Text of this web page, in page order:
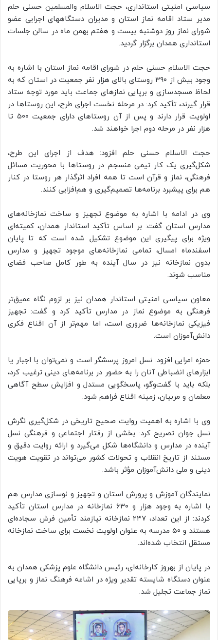
سیاسی امنیتی استانداری، حجت الاسلام والمسلمین حسنی حلم
مدیر ستاد اقامه نماز استان و مدیران دستگاههای اجرایی عضو
شورای نماز روز دوشنبه بیست و هفتم بهمن ماه در سالن جلسات
استانداری همدان برگزار گردید.
حجت الاسلام حسنی حلم در شورای اقامه نماز استان با اشاره به
وجود بیش از ۳۹۰ روستای بالای هزار نفر جمعیت در استان که به
لحاظ مسجدسازی و برپایی نماز‌های جماعت باید مورد توجه ستاد
قرار گیرند، تأکید کرد: در مرحله نخست اجرای طرح، این روستا‌ها در
اولویت قرار دارند و پس از آن روستا‌های دارای جمعیت ۵۰۰ تا
هزار نفر در مرحله دوم اجرا خواهند شد.
حجت الاسلام حسنی حلم افزود: هدف از اجرای این طرح،
شکل‌گیری یک کار تیمی منسجم در روستا‌ها با محوریت مسائل
فرهنگی، نماز و قرآن است تا همه افراد اثرگذار هر روستا در کنار
هم برای پیشبرد برنامه‌ها تصمیم‌گیری و هم‌افزایی کنند.
وی در ادامه با اشاره به موضوع تجهیز و ساخت نمازخانه‌های
مدارس استان گفت: بر اساس تأکید استاندار همدان، کمیته‌ای
ویژه برای پیگیری این موضوع تشکیل شده است که تا پایان
اسفندماه امسال، تمامی نمازخانه‌های موجود تجهیز و مدارس
بدون نمازخانه نیز در سال آینده به طور کامل صاحب فضای
مناسب شوند.
معاون سیاسی امنیتی استاندار همدان نیز بر لزوم نگاه عمیق‌تر
فرهنگی به موضوع نماز در مدارس تأکید کرد و گفت: تجهیز
فیزیکی نمازخانه‌ها ضروری است، اما مهم‌تر از آن اقناع فکری
دانش‌آموزان است.
حمزه امرایی افزود: نسل امروز پرسشگر است و نمی‌توان با اجبار یا
ابزار‌های انضباطی آنان را به حضور در برنامه‌های دینی ترغیب کرد،
بلکه باید با گفت‌و‌گو، پاسخگویی مستدل و افزایش سطح آگاهی
معلمان و مربیان، زمینه اقناع فراهم شود.
وی با اشاره به اهمیت روایت صحیح تاریخی در شکل‌گیری نگرش
نسل جوان تصریح کرد: بخشی از رفتار اجتماعی و فرهنگی نسل
آینده در مدارس و دانشگاه‌ها شکل می‌گیرد و ارائه روایت دقیق و
مستند از تاریخ انقلاب و تحولات کشور می‌تواند در تقویت هویت
دینی و ملی دانش‌آموزان مؤثر باشد.
نمایندگان آموزش و پرورش استان و تجهیز و نوسازی مدارس هم
با اشاره به وجود هزار و ۶۳۰ نمازخانه در مدارس استان تأکید
کردند: از این تعداد، ۲۳۷ نمازخانه نیازمند تأمین فرش سجاده‌ای
هستند و ۵۰ مدرسه به عنوان اولویت نخست برای ساخت نمازخانه
مستقل انتخاب شده‌اند.
در پایان از بهروز کارخانه‌ای، رئیس دانشگاه علوم پزشکی همدان به
عنوان دستگاه شایسته تقدیر ویژه در اشاعه فرهنگ نماز و برپایی
نماز جماعت تجلیل شد.